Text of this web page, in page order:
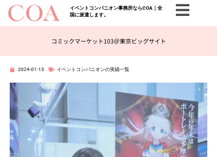
イベントコンパニオン事務所ならCOA｜全
国に派遣します。
コミックマーケット103＠東京ビッグサイト
2024-01-13 イベントコンパニオンの実績一覧